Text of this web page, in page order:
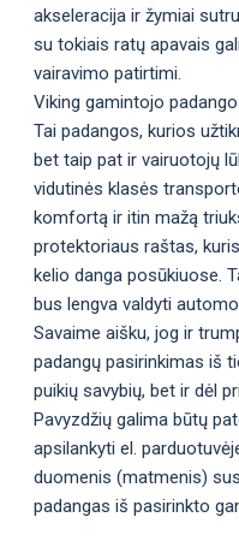
akseleracija ir žymiai
su tokiais ratų apavais
vairavimo patirtimi.
Viking gamintojo
Tai padangos, kurios
bet taip pat ir vairuotojų
vidutinės klasės
komfortą ir itin mažą
protektoriaus raštas,
kelio danga posūkiuose.
bus lengva valdyti
Savaime aišku, jog ir
padangų pasirinkimas iš
puikių savybių, bet ir dėl
Pavyzdžių galima būtų
apsilankyti el.
duomenis (matmenis)
padangas iš pasirinkto